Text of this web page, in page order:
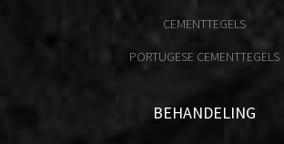
CEMENTTEGELS
PORTUGESE CEMENTTEGELS
BEHANDELING